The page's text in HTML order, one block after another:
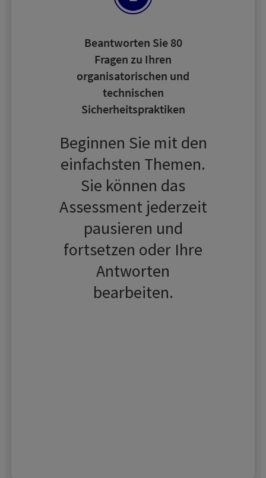
Beantworten Sie 80
Fragen zu Ihren
organisatorischen und
technischen
Sicherheitspraktiken
Beginnen Sie mit den
einfachsten Themen.
Sie können das
Assessment jederzeit
pausieren und
fortsetzen oder Ihre
Antworten
bearbeiten.